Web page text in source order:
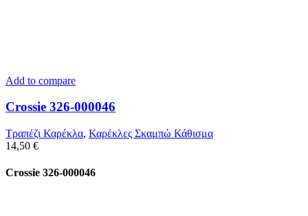
Add to compare
Crossie 326-000046
Τραπέζι Καρέκλα, Καρέκλες Σκαμπώ Κάθισμα
14,50 €
Crossie 326-000046